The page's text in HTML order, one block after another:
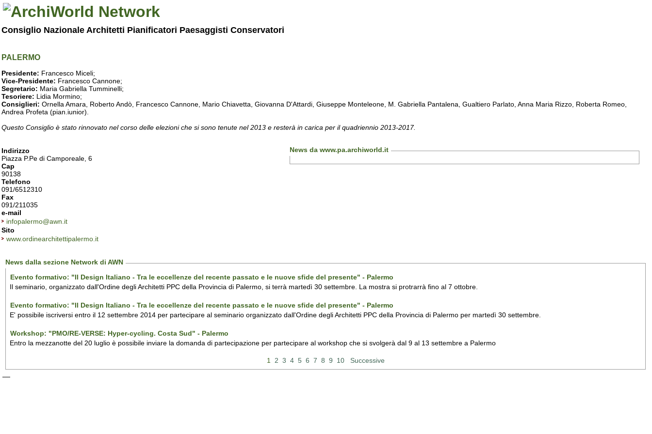
Consiglio Nazionale Architetti Pianificatori Paesaggisti Conservatori
PALERMO
Presidente: Francesco Miceli;
Vice-Presidente: Francesco Cannone;
Segretario: Maria Gabriella Tumminelli;
Tesoriere: Lidia Mormino;
Consiglieri: Ornella Amara, Roberto Andò, Francesco Cannone, Mario Chiavetta, Giovanna D'Attardi, Giuseppe Monteleone, M. Gabriella Pantalena, Gualtiero Parlato, Anna Maria Rizzo, Roberta Romeo,
Andrea Profeta (pian.iunior).
Questo Consiglio è stato rinnovato nel corso delle elezioni che si sono tenute nel 2013 e resterà in carica per il quadriennio 2013-2017.
Indirizzo
Piazza P.Pe di Camporeale, 6
Cap
90138
Telefono
091/6512310
Fax
091/211035
e-mail
infopalermo@awn.it
Sito
www.ordinearchitettipalermo.it
News da www.pa.archiworld.it
News dalla sezione Network di AWN
Evento formativo: "Il Design Italiano - Tra le eccellenze del recente passato e le nuove sfide del presente" - Palermo
Il seminario, organizzato dall'Ordine degli Architetti PPC della Provincia di Palermo, si terrà martedì 30 settembre. La mostra si protrarrà fino al 7 ottobre.
Evento formativo: "Il Design Italiano - Tra le eccellenze del recente passato e le nuove sfide del presente" - Palermo
E' possibile iscriversi entro il 12 settembre 2014 per partecipare al seminario organizzato dall'Ordine degli Architetti PPC della Provincia di Palermo per martedì 30 settembre.
Workshop: "PMO/RE-VERSE: Hyper-cycling. Costa Sud" - Palermo
Entro la mezzanotte del 20 luglio è possibile inviare la domanda di partecipazione per partecipare al workshop che si svolgerà dal 9 al 13 settembre a Palermo
1 2 3 4 5 6 7 8 9 10 Successive